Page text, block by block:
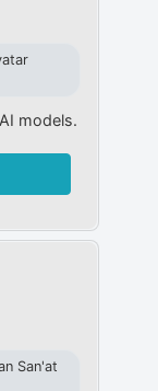
models.
San'at